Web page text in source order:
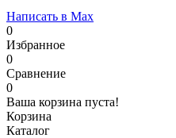
Написать в Max
0
Избранное
0
Сравнение
0
Ваша корзина пуста!
Корзина
Каталог